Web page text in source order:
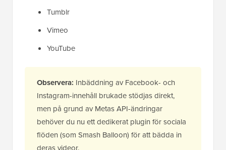
Tumblr
Vimeo
YouTube
Observera: Inbäddning av Facebook- och
Instagram-innehåll brukade stödjas direkt,
men på grund av Metas API-ändringar
behöver du nu ett dedikerat plugin för sociala
flöden (som Smash Balloon) för att bädda in